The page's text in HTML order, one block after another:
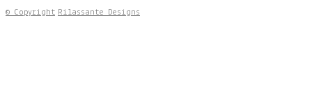
© Copyright Rilassante Designs